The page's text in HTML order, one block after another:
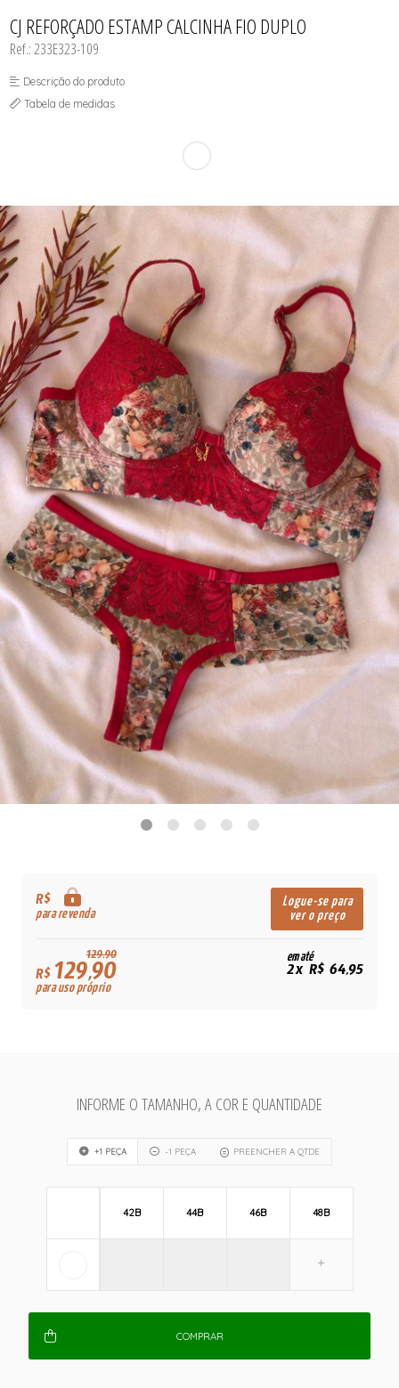
CJ REFORÇADO ESTAMP CALCINHA FIO DUPLO
Ref.: 233E323-109
Descrição do produto
Tabela de medidas
R$
para revenda
Logue-se para
ver o preço
129,90
R$129,90
para uso próprio
em até
2x R$ 64,95
INFORME O TAMANHO, A COR E QUANTIDADE
+1 PEÇA -1 PEÇA PREENCHER A QTDE
42B 44B 46B 48B
COMPRAR